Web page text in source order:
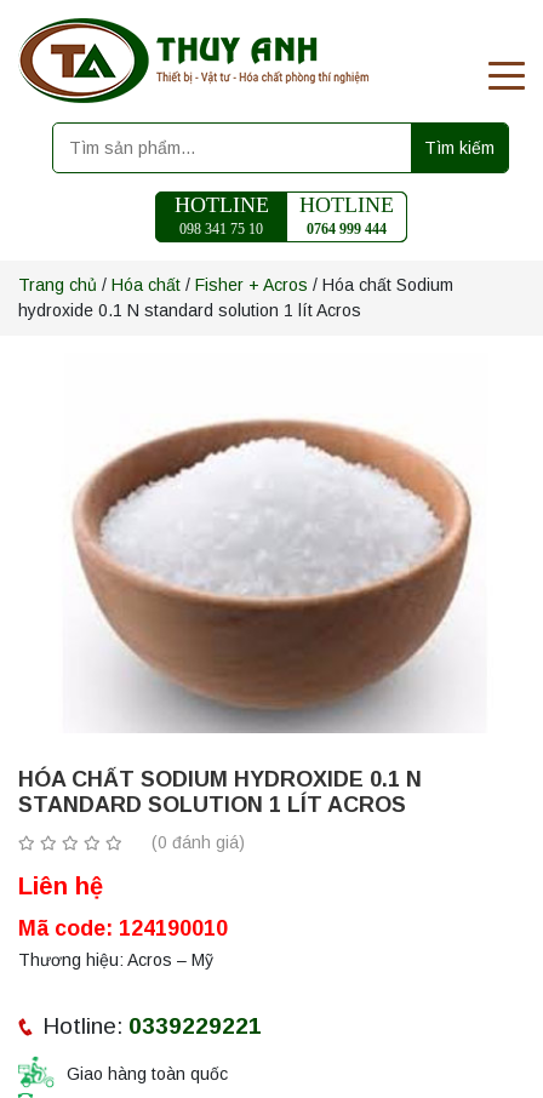
Tìm kiếm
HOTLINE
098 341 75 10
HOTLINE
0764 999 444
Trang chủ / Hóa chất / Fisher + Acros / Hóa chất Sodium
hydroxide 0.1 N standard solution 1 lít Acros
HÓA CHẤT SODIUM HYDROXIDE 0.1 N
STANDARD SOLUTION 1 LÍT ACROS
(0 đánh giá)
Liên hệ
Mã code: 124190010
Thương hiệu: Acros – Mỹ
Hotline: 0339229221
Giao hàng toàn quốc